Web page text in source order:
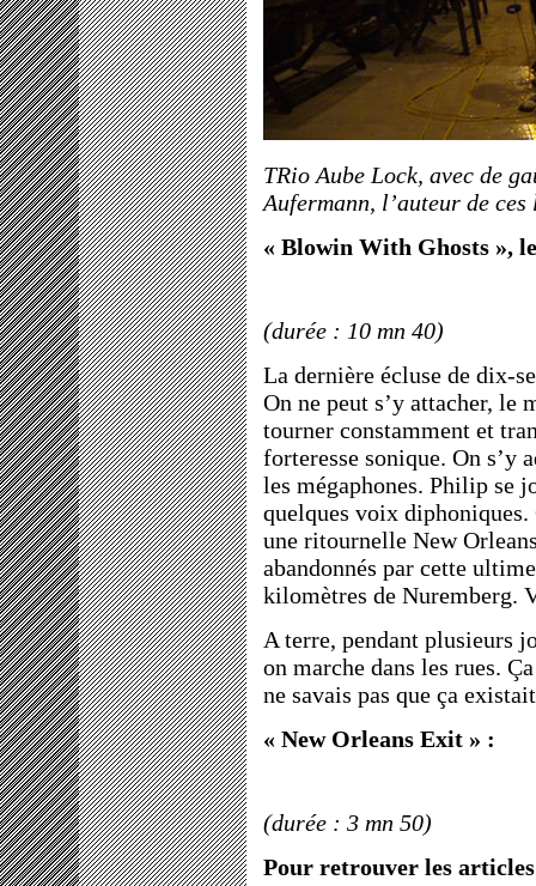
TRio Aube Lock, avec de
Aufermann, l’auteur de
« Blowin With Ghosts »,
(durée : 10 mn 40)
La dernière écluse de dix-
On ne peut s’y attacher, le
tourner constamment et
forteresse sonique. On s’y
les mégaphones. Philip se
quelques voix diphoniques.
une ritournelle New
abandonnés par cette
kilomètres de Nuremberg.
A terre, pendant plusieurs
on marche dans les rues.
ne savais pas que ça
« New Orleans Exit » :
(durée : 3 mn 50)
Pour retrouver les articles